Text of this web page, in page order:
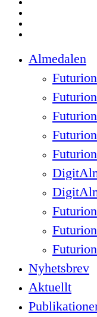
Menu
Almedalen
Nyhetsbrev
Aktuellt